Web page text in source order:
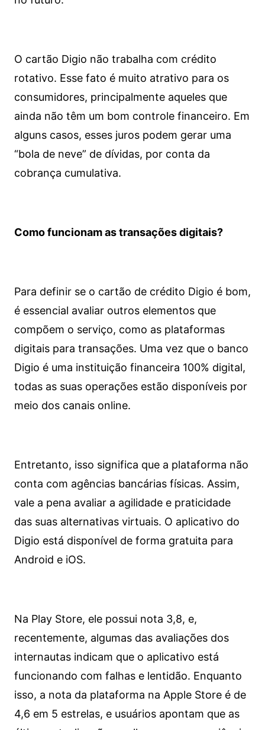
O cartão Digio não trabalha com crédito
rotativo. Esse fato é muito atrativo para os
consumidores, principalmente aqueles que
ainda não têm um bom controle financeiro. Em
alguns casos, esses juros podem gerar uma
“bola de neve” de dívidas, por conta da
cobrança cumulativa.
Como funcionam as transações digitais?
Para definir se o cartão de crédito Digio é bom,
é essencial avaliar outros elementos que
compõem o serviço, como as plataformas
digitais para transações. Uma vez que o banco
Digio é uma instituição financeira 100% digital,
todas as suas operações estão disponíveis por
meio dos canais online.
Entretanto, isso significa que a plataforma não
conta com agências bancárias físicas. Assim,
vale a pena avaliar a agilidade e praticidade
das suas alternativas virtuais. O aplicativo do
Digio está disponível de forma gratuita para
Android e iOS.
Na Play Store, ele possui nota 3,8, e,
recentemente, algumas das avaliações dos
internautas indicam que o aplicativo está
funcionando com falhas e lentidão. Enquanto
isso, a nota da plataforma na Apple Store é de
4,6 em 5 estrelas, e usuários apontam que as